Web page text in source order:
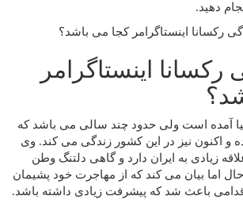
دهید.
اینستاگرامر
آمده است ولی حدود چند سالی می باشد که
و اکنون نیز در این کشور زندگی می کند. وی
زیادی به ایران دارد و گاهی دلتنگ وطن
اما بیان می کند که از مهاجرت خود پشیمان
باعث شد که پیشرفت زیادی داشته باشد.